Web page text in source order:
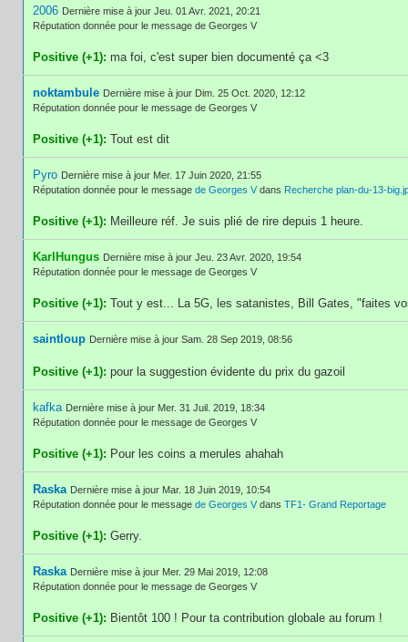
2006 Dernière mise à jour Jeu. 01 Avr. 2021, 20:21
Réputation donnée pour le message de Georges V
Positive (+1): ma foi, c'est super bien documenté ça <3
noktambule Dernière mise à jour Dim. 25 Oct. 2020, 12:12
Réputation donnée pour le message de Georges V
Positive (+1): Tout est dit
Pyro Dernière mise à jour Mer. 17 Juin 2020, 21:55
Réputation donnée pour le message de Georges V dans Recherche plan-du-13-
Positive (+1): Meilleure réf. Je suis plié de rire depuis 1 heure.
KarlHungus Dernière mise à jour Jeu. 23 Avr. 2020, 19:54
Réputation donnée pour le message de Georges V
Positive (+1): Tout y est... La 5G, les satanistes, Bill Gates, "faites
saintloup Dernière mise à jour Sam. 28 Sep 2019, 08:56
Positive (+1): pour la suggestion évidente du prix du gazoil
kafka Dernière mise à jour Mer. 31 Juil. 2019, 18:34
Réputation donnée pour le message de Georges V
Positive (+1): Pour les coins a merules ahahah
Raska Dernière mise à jour Mar. 18 Juin 2019, 10:54
Réputation donnée pour le message de Georges V dans TF1- Grand Reportage
Positive (+1): Gerry.
Raska Dernière mise à jour Mer. 29 Mai 2019, 12:08
Réputation donnée pour le message de Georges V
Positive (+1): Bientôt 100 ! Pour ta contribution globale au forum !